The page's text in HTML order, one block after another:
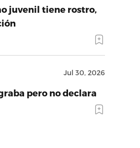
juvenil tiene rostro,
Jul 30, 2026
pero no declara